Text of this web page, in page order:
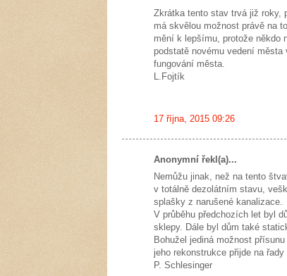
Zkrátka tento stav trvá již roky,
má skvělou možnost právě na
mění k lepšímu, protože někdo
podstatě novému vedení
fungování města.
L.Fojtík
17 října, 2015 09:26
Anonymní řekl(a)...
Nemůžu jinak, než na tento
v totálně dezolátním stavu,
splašky z narušené kanalizace.
V průběhu předchozích let byl
sklepy. Dále byl dům také
Bohužel jediná možnost
jeho rekonstrukce přijde na
P. Schlesinger